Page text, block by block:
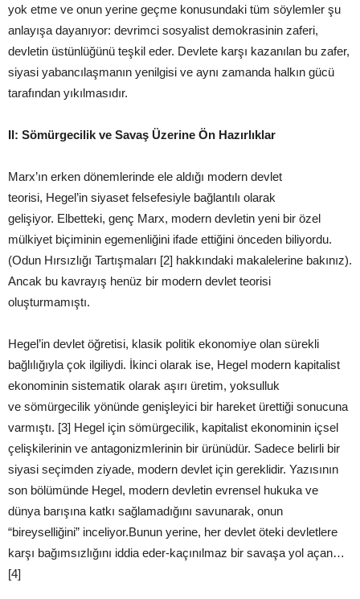
yok etme ve onun yerine geçme konusundaki tüm söylemler şu
anlayışa dayanıyor: devrimci sosyalist demokrasinin zaferi,
devletin üstünlüğünü teşkil eder. Devlete karşı kazanılan bu zafer,
siyasi yabancılaşmanın yenilgisi ve aynı zamanda halkın gücü
tarafından yıkılmasıdır.
II: Sömürgecilik ve Savaş Üzerine Ön Hazırlıklar
Marx’ın erken dönemlerinde ele aldığı modern devlet
teorisi, Hegel’in siyaset felsefesiyle bağlantılı olarak
gelişiyor. Elbetteki, genç Marx, modern devletin yeni bir özel
mülkiyet biçiminin egemenliğini ifade ettiğini önceden biliyordu.
(Odun Hırsızlığı Tartışmaları [2] hakkındaki makalelerine bakınız).
Ancak bu kavrayış henüz bir modern devlet teorisi
oluşturmamıştı.
Hegel’in devlet öğretisi, klasik politik ekonomiye olan sürekli
bağlılığıyla çok ilgiliydi. İkinci olarak ise, Hegel modern kapitalist
ekonominin sistematik olarak aşırı üretim, yoksulluk
ve sömürgecilik yönünde genişleyici bir hareket ürettiği sonucuna
varmıştı. [3] Hegel için sömürgecilik, kapitalist ekonominin içsel
çelişkilerinin ve antagonizmlerinin bir ürünüdür. Sadece belirli bir
siyasi seçimden ziyade, modern devlet için gereklidir. Yazısının
son bölümünde Hegel, modern devletin evrensel hukuka ve
dünya barışına katkı sağlamadığını savunarak, onun
“bireyselliğini” inceliyor.Bunun yerine, her devlet öteki devletlere
karşı bağımsızlığını iddia eder-kaçınılmaz bir savaşa yol açan…
[4]